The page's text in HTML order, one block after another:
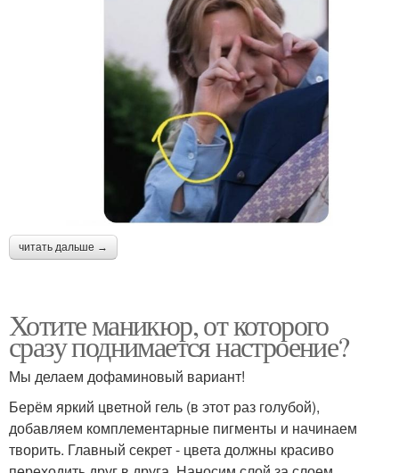
читать дальше →
Хотите маникюр, от которого
сразу поднимается настроение?
Мы делаем дофаминовый вариант!
Берём яркий цветной гель (в этот раз голубой),
добавляем комплементарные пигменты и начинаем
творить. Главный секрет - цвета должны красиво